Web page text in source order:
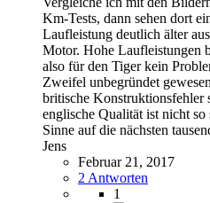
Km-Tests, dann sehen dort
Laufleistung deutlich älter
Motor. Hohe Laufleistungen
also für den Tiger kein
Zweifel unbegründet
britische Konstruktionsfehler
englische Qualität ist nicht
Sinne auf die nächsten
Jens
Februar 21, 2017
2 Antworten
1